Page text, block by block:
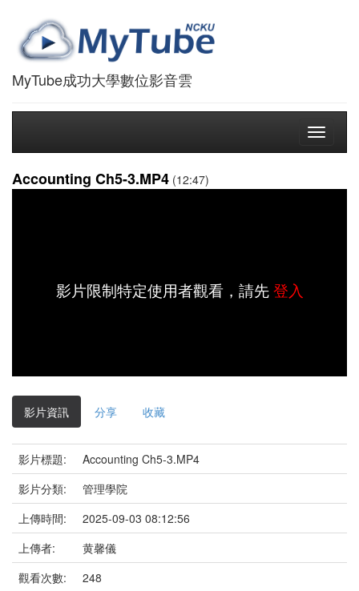
MyTube成功大學數位影音雲
Toggle
Accounting Ch5-3.MP4 (12:47)
影片限制特定使用者觀看，請先登入
影片資訊 分享 收藏
影片標題:
Accounting Ch5-3.MP4
影片分類:
管理學院
上傳時間:
2025-09-03 08:12:56
上傳者:
黄馨儀
觀看次數:
248